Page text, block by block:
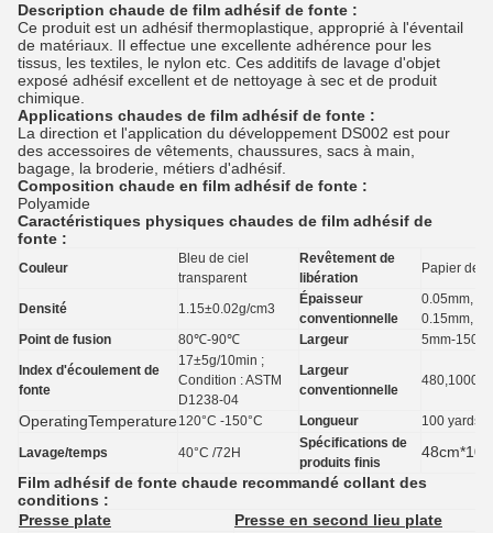
Description chaude de film adhésif de fonte :
Ce produit est un adhésif thermoplastique, approprié à l'éventail
de matériaux. Il effectue une excellente adhérence pour les
tissus, les textiles, le nylon etc. Ces additifs de lavage d'objet
exposé adhésif excellent et de nettoyage à sec et de produit
chimique.
Applications chaudes de film adhésif de fonte :
La direction et l'application du développement DS002 est pour
des accessoires de vêtements, chaussures, sacs à main,
bagage, la broderie, métiers d'adhésif.
Composition chaude en film adhésif de fonte :
Polyamide
Caractéristiques physiques chaudes de film adhésif de
fonte :
Couleur
Bleu de ciel
transparent
Revêtement de
libération
Papier de
Densité 1.15±0.02g/cm3
Épaisseur
conventionnelle
0.05mm,
0.15mm,
Point de fusion
80℃-90℃ Largeur
5mm-
Index d'écoulement de
fonte
17±5g/10min ;
Condition : ASTM
D1238-04
Largeur
conventionnelle
OperatingTemperature120°C -150°C Longueur 100 yards
Lavage/temps 40°C /72H
Spécifications de
produits finis
Film adhésif de fonte chaude recommandé collant des
conditions :
Presse plate
Presse en second lieu plate